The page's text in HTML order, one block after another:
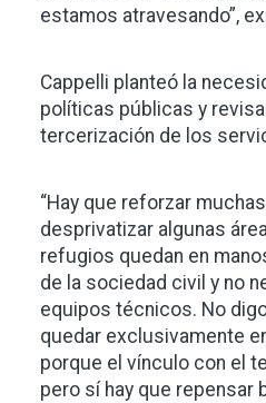
estamos atravesando”,
Cappelli planteó la
políticas públicas y
tercerización de los
“Hay que reforzar
desprivatizar algunas
refugios quedan en
de la sociedad civil y no
equipos técnicos. No
quedar exclusivamente
porque el vínculo con el
pero sí hay que repensar